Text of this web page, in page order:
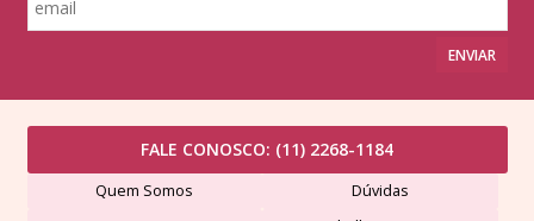
ENVIAR
FALE CONOSCO: (11) 2268-1184
Quem Somos
Dúvidas